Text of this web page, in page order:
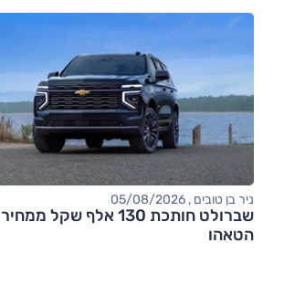
ניר בן טובים , 05/08/2026
שברולט חותכת 130 אלף שקל ממחיר
הטאהו